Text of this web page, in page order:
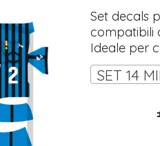
Set decals
compatibili
Ideale per